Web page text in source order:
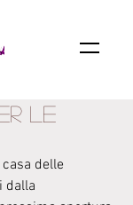
le
casa delle
dalla